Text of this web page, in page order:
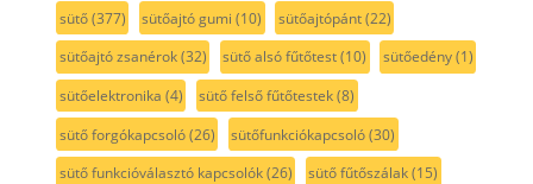
sütő(377) sütőajtó gumi (10) sütőajtópánt(22)
sütőajtó zsanérok(32) sütő alsó fűtőtest(10) sütőedény(1)
sütőelektronika (4) sütő felső fűtőtestek(8)
sütő forgókapcsoló(26) sütőfunkciókapcsoló(30)
sütő funkcióválasztó kapcsolók(26) sütő fűtőszálak(15)